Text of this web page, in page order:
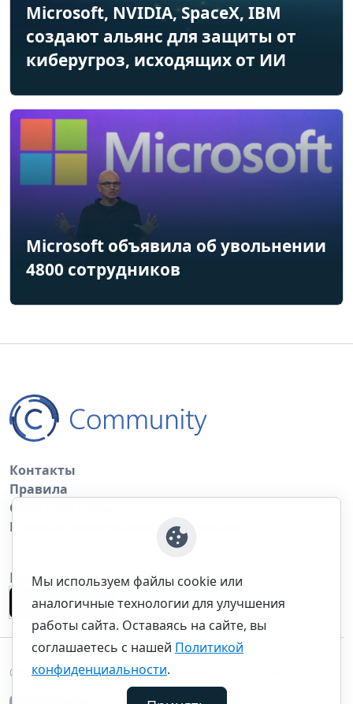
Microsoft, NVIDIA, SpaceX, IBM
создают альянс для защиты от
киберугроз, исходящих от ИИ
Microsoft объявила об увольнении
4800 сотрудников
Контакты
Правила
Обратная связь
Правила копирования материалов
Приложение
©thecommunity.ru 2026. Все права защищены.
Мы используем файлы cookie или
аналогичные технологии для улучшения
работы сайта. Оставаясь на сайте, вы
соглашаетесь с нашей Политикой
конфиденциальности.